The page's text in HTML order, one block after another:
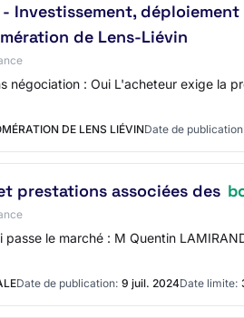
Investissement,
de Lens-Liévin
négociation : Oui L'acheteur exige la
DE LENS LIÉVINDate de
prestations associées des
le marché : M Quentin
Date de publication: 9 juil. 2024Date limite: